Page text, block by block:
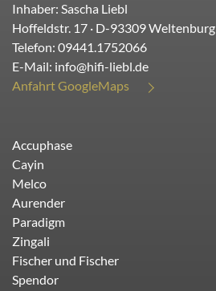
Inhaber: Sascha Liebl
Hoffeldstr. 17 · D-93309Weltenburg
Telefon: 09441.1752066
E-Mail: info@hifi-liebl.de
Anfahrt GoogleMaps
Accuphase
Cayin
Melco
Aurender
Paradigm
Zingali
Fischer und Fischer
Spendor